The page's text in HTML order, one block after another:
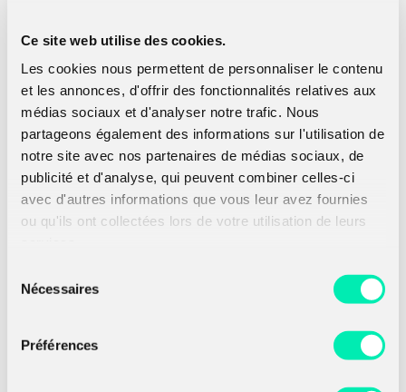
Ce site web utilise des cookies.
Les cookies nous permettent de personnaliser le contenu
et les annonces, d'offrir des fonctionnalités relatives aux
médias sociaux et d'analyser notre trafic. Nous
partageons également des informations sur l'utilisation de
notre site avec nos partenaires de médias sociaux, de
publicité et d'analyse, qui peuvent combiner celles-ci
avec d'autres informations que vous leur avez fournies
ou qu'ils ont collectées lors de votre utilisation de leurs
Nécessaires
Préférences
Dans ce domaine, l’ ACN adopte une
approche résolument positive fondée
sur des actions concrètes. Rassemblant
plus de 100 entreprises du secteur (dont
85% de PME et start ups), et couvrant
toute la chaîne de valeur de la confiance
numérique (intégrateurs, éditeurs de
logiciels, fabricants de matériels,
prestataires de services, conseil, …) l’
filière et contribuer à générer des